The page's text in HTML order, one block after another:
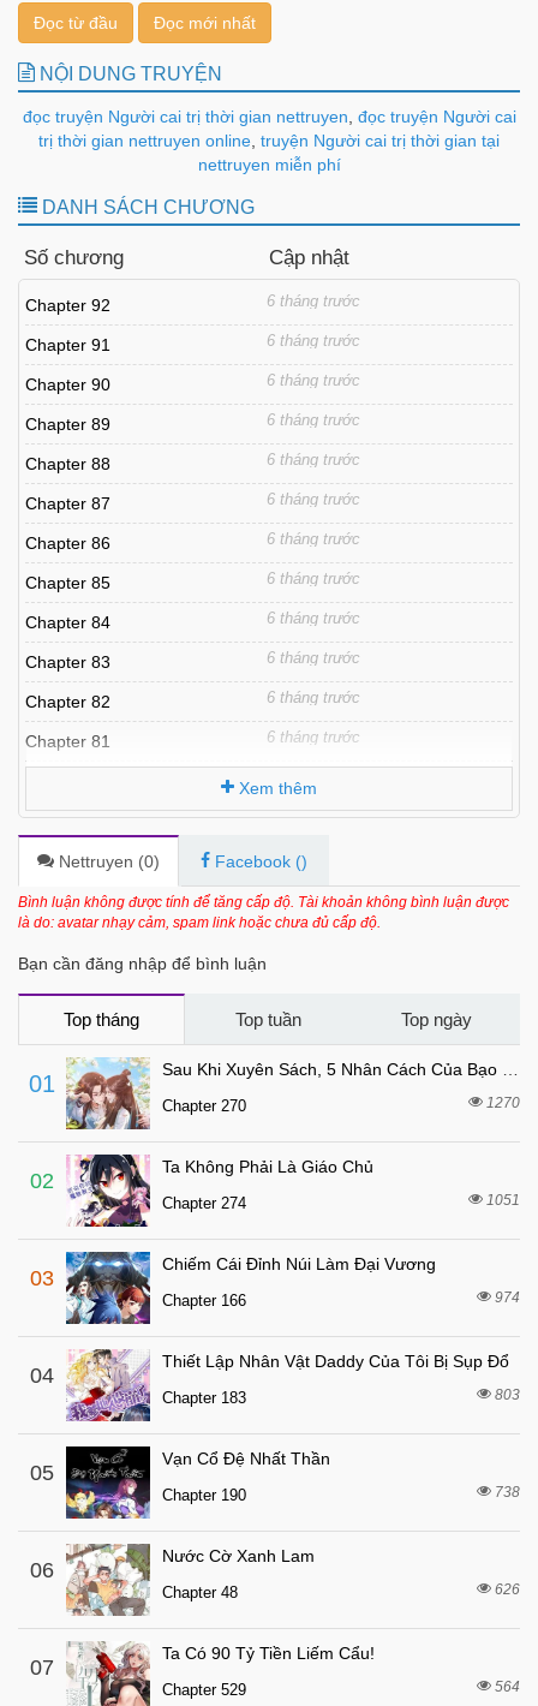
Đọc từ đầu Đọc mới nhất
NỘI DUNG TRUYỆN
đọc truyện Người cai trị thời gian nettruyen đọc truyện Người cai
trị thời gian nettruyen online truyện Người cai trị thời gian tại
nettruyen miễn phí
DANH SÁCH CHƯƠNG
Số chương Cập nhật
Chapter 92 6 tháng trước
Chapter 91 6 tháng trước
Chapter 90 6 tháng trước
Chapter 89 6 tháng trước
Chapter 88 6 tháng trước
Chapter 87 6 tháng trước
Chapter 86 6 tháng trước
Chapter 85 6 tháng trước
Chapter 84 6 tháng trước
Chapter 83 6 tháng trước
Chapter 82 6 tháng trước
Chapter 81 6 tháng trước
Chapter 79 6 tháng trước
Chapter 78 6 tháng trước
Chapter 77 6 tháng trước
6 tháng trước
Chapter 74 6 tháng trước
Chapter 73
Chapter 72
Chapter 71.1
Chapter 71 6 tháng trước
Chapter 70.1
Chapter 70
Chapter 69.1
Chapter 69 6 tháng trước
Chapter 68.1 6 tháng trước
Chapter 68
Chapter 67.1 6 tháng trước
Chapter 67
Chapter 66.1 6 tháng trước
Chapter 66
Chapter 65
Chapter 64 6 tháng trước
Chapter 63
Xem thêm
Nettruyen (0) Facebook ()
Bình luận không được tính để tăng cấp độ. Tài khoản không bình luận được
là do: avatar nhạy cảm, spam link hoặc chưa đủ cấp độ.
Bạn cần đăng nhập để bình luận
Top tháng Top tuần Top ngày
01
Chapter 270 1270
02
Ta Không Phải Là Giáo Chủ
Chapter 274 1051
03
Chiếm Cái Đỉnh Núi Làm Đại Vương
Chapter 166 974
04
Thiết Lập Nhân Vật Daddy Của Tôi Bị Sụp Đổ
Chapter 183 803
05
Vạn Cổ Đệ Nhất Thần
Chapter 190 738
06
Nước Cờ Xanh Lam
Chapter 48 626
07
Ta Có 90 Tỷ Tiền Liếm Cẩu!
Chapter 529 564